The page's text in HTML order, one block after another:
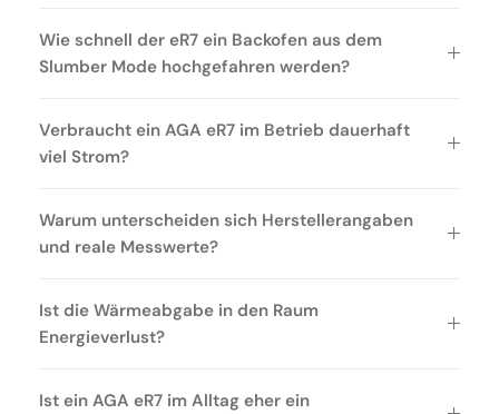
Wie schnell der eR7 ein Backofen aus dem
Slumber Mode hochgefahren werden?
Verbraucht ein AGA eR7 im Betrieb dauerhaft
viel Strom?
Warum unterscheiden sich Herstellerangaben
und reale Messwerte?
Ist die Wärmeabgabe in den Raum
Energieverlust?
Ist ein AGA eR7 im Alltag eher ein